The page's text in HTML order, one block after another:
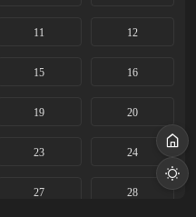
11 12
15 16
19 20
23 24
27 28